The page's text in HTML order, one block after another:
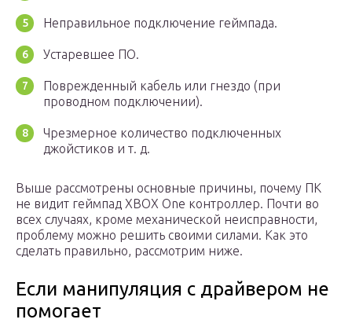
Неправильное подключение геймпада.
Устаревшее ПО.
Поврежденный кабель или гнездо (при
проводном подключении).
Чрезмерное количество подключенных
джойстиков и т. д.
Выше рассмотрены основные причины, почему ПК
не видит геймпад XBOX One контроллер. Почти во
всех случаях, кроме механической неисправности,
проблему можно решить своими силами. Как это
сделать правильно, рассмотрим ниже.
Если манипуляция с драйвером не
помогает